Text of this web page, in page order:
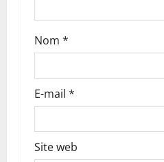
i
c
l
e
Nom *
E-mail *
Site web